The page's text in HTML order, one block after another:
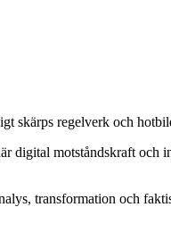
skärps regelverk och
digital motståndskraft
transformation och